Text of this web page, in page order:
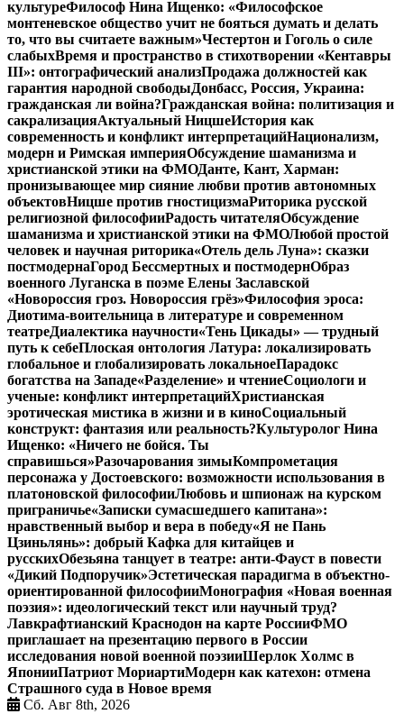
культуреФилософ Нина Ищенко: «Философское
монтеневское общество учит не бояться думать и делать
то, что вы считаете важным»Честертон и Гоголь о силе
слабыхВремя и пространство в стихотворении «Кентавры
III»: онтографический анализПродажа должностей как
гарантия народной свободыДонбасс, Россия, Украина:
гражданская ли война?Гражданская война: политизация и
сакрализацияАктуальный НицшеИстория как
современность и конфликт интерпретацийНационализм,
модерн и Римская империяОбсуждение шаманизма и
христианской этики на ФМОДанте, Кант, Харман:
пронизывающее мир сияние любви против автономных
объектовНицше против гностицизмаРиторика русской
религиозной философииРадость читателяОбсуждение
шаманизма и христианской этики на ФМОЛюбой простой
человек и научная риторика«Отель дель Луна»: сказки
постмодернаГород Бессмертных и постмодернОбраз
военного Луганска в поэме Елены Заславской
«Новороссия гроз. Новороссия грёз»Философия эроса:
Диотима-воительница в литературе и современном
театреДиалектика научности«Тень Цикады» — трудный
путь к себеПлоская онтология Латура: локализировать
глобальное и глобализировать локальноеПарадокс
богатства на Западе«Разделение» и чтениеСоциологи и
ученые: конфликт интерпретацийХристианская
эротическая мистика в жизни и в киноСоциальный
конструкт: фантазия или реальность?Культуролог Нина
Ищенко: «Ничего не бойся. Ты
справишься»Разочарования зимыКомпрометация
персонажа у Достоевского: возможности использования в
платоновской философииЛюбовь и шпионаж на курском
приграничье«Записки сумасшедшего капитана»:
нравственный выбор и вера в победу«Я не Пань
Цзиньлянь»: добрый Кафка для китайцев и
русскихОбезьяна танцует в театре: анти-Фауст в повести
«Дикий Подпоручик»Эстетическая парадигма в объектно-
ориентированной философииМонография «Новая военная
поэзия»: идеологический текст или научный труд?
Лавкрафтианский Краснодон на карте РоссииФМО
приглашает на презентацию первого в России
исследования новой военной поэзииШерлок Холмс в
ЯпонииПатриот МориартиМодерн как катехон: отмена
Страшного суда в Новое время
Сб. Авг 8th, 2026